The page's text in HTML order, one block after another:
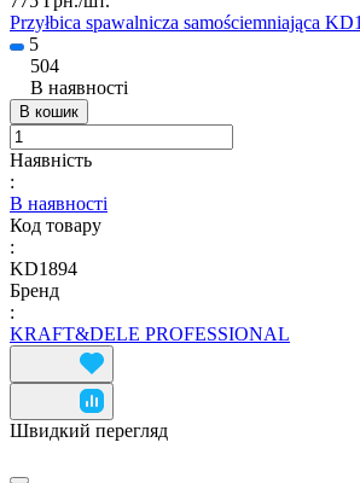
Przyłbica spawalnicza samościemniająca
5
504
В наявності
В кошик
Наявність
:
В наявності
Код товару
:
KD1894
Бренд
:
KRAFT&DELE PROFESSIONAL
Швидкий перегляд